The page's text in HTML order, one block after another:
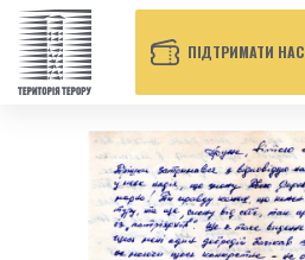
ПІДТРИМАТИ НАС